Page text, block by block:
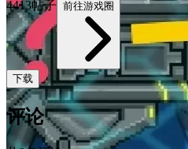
4413帖子 前往游戏圈
下载
评论